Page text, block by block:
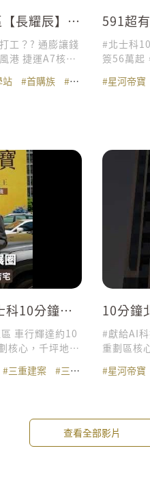
長耀辰】泳
工？? 通膨讓錢
港 捷運A7核心
站距離 8公里AI
站 #首購族 #機捷
591超
士科泳
#北士科10分鐘 #每坪房價現省約
簽56萬起
尚生活 近
🏆 25米露
耐震六
雙重建築
館：新北
專線：(02)2981-
甲山林
線：
#星河帝寶
科10分鐘，
車行輝達約10
核心，千坪地王
UL建築生產履
線！ 🚨早鳥讓
，搶先了解早鳥
#三重建案 #三重預售屋 #仁義
10分鐘
泳池花
#獻給AI科技菁英 #輝達紅利增
重劃區核
reurl.cc/L2yR6a ✨千坪地
媲美大直
品家居享
認證 接待會館：三重區仁義街95號旁(全聯旗艦店旁)
#星河帝寶
查看全部影片